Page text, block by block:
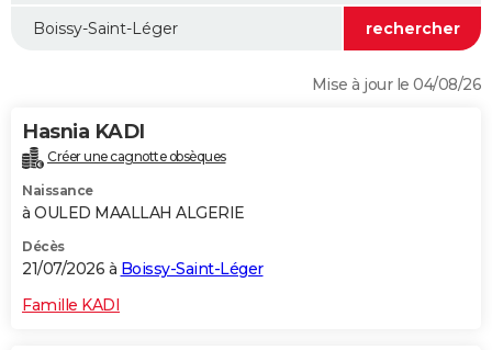
Guides de France
Escapades
Patrimoine
Expositions
Musées
Week-end nature
LIFESTYLE
Alimentation
Guide de la santé
Maladies
Médicaments
Sommeil
VOYAGE
Destinations
City break
Voyage nature
Voyage de noces
Forum
Climat
+PHOTO
GUIDES D'ACHAT
BONS PLANS
CARTE DE VOEUX
Mise à jour le 04/08/26
Hasnia KADI
Créer une cagnotte obsèques
Naissance
à OULED MAALLAH ALGERIE
Décès
21/07/2026 à Boissy-Saint-Léger
Famille KADI